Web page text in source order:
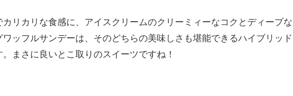
リカリな食感に、アイスクリームのクリーミィーなコクとディープな
ッフルサンデーは、そのどちらの美味しさも堪能できるハイブリッド
まさに良いとこ取りのスイーツですね！